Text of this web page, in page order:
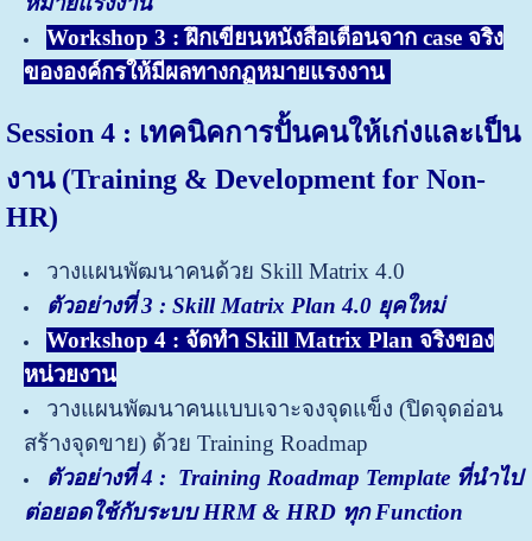
Workshop 3 : ฝึกเขียนหนังสือเตือนจาก case จริง
ขององค์กรให้มีผลทางกฏหมายแรงงาน
Session 4 : เทคนิคการปั้นคนให้เก่งและเป็น
งาน (Training & Development for Non-
HR)
วางแผนพัฒนาคนด้วย Skill Matrix 4.0
ตัวอย่างที่ 3 : Skill Matrix Plan 4.0 ยุคใหม่
Workshop 4 : จัดทำ Skill Matrix Plan จริงของ
หน่วยงาน
วางแผนพัฒนาคนแบบเจาะจงจุดแข็ง (ปิดจุดอ่อน
สร้างจุดขาย) ด้วย Training Roadmap
ตัวอย่างที่4 : Training Roadmap Template ที่นำไป
ต่อยอดใช้กับระบบ HRM & HRD ทุก Function